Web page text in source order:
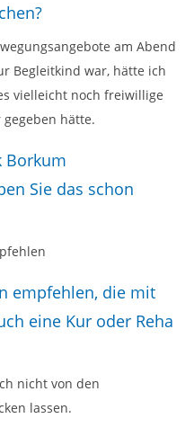
am Abend
Begleitkind war, hätte ich
vielleicht noch freiwillige
hätte.
Borkum
Sie das schon
empfehlen, die mit
eine Kur oder Reha
nicht von den
lassen.